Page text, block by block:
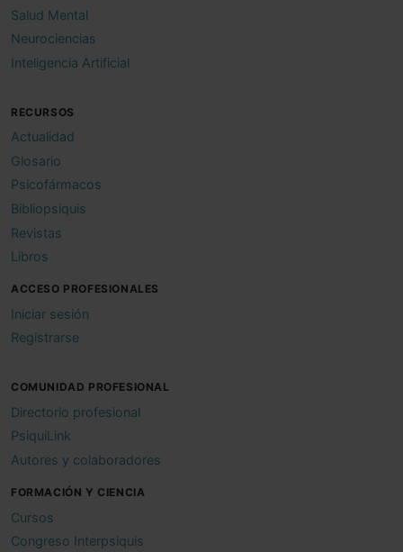
Salud Mental
Neurociencias
Inteligencia Artificial
RECURSOS
Actualidad
Glosario
Psicofármacos
Bibliopsiquis
Revistas
Libros
ACCESO PROFESIONALES
Iniciar sesión
Registrarse
COMUNIDAD PROFESIONAL
Directorio profesional
PsiquiLink
Autores y colaboradores
FORMACIÓN Y CIENCIA
Cursos
Congreso Interpsiquis